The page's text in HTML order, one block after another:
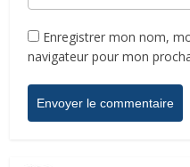
Enregistrer mon nom,
navigateur pour mon